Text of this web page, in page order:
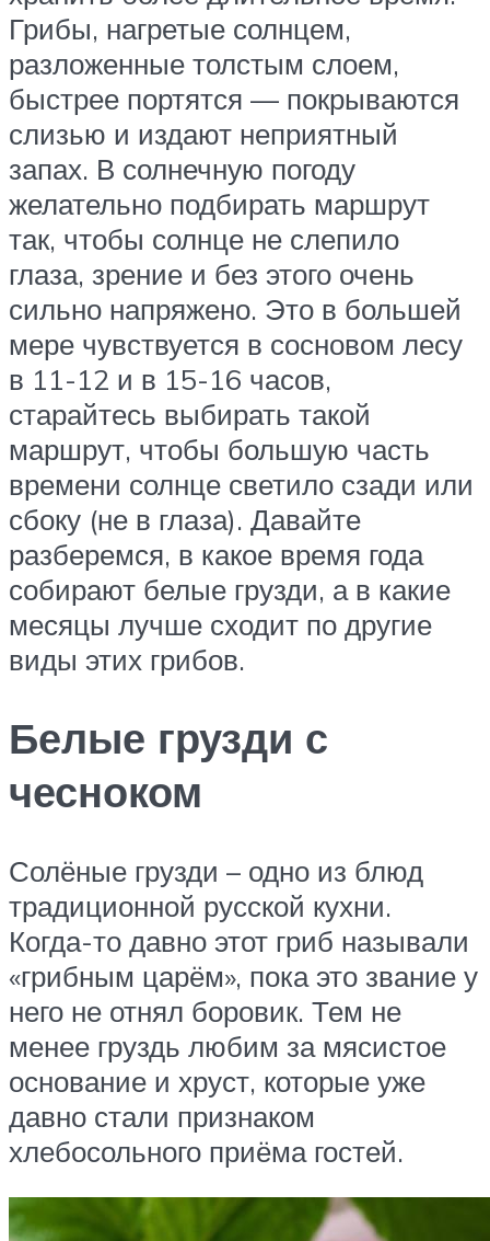
Грибы, нагретые солнцем,
разложенные толстым слоем,
быстрее портятся — покрываются
слизью и издают неприятный
запах. В солнечную погоду
желательно подбирать маршрут
так, чтобы солнце не слепило
глаза, зрение и без этого очень
сильно напряжено. Это в большей
мере чувствуется в сосновом лесу
в 11-12 и в 15-16 часов,
старайтесь выбирать такой
маршрут, чтобы большую часть
времени солнце светило сзади или
сбоку (не в глаза). Давайте
разберемся, в какое время года
собирают белые грузди, а в какие
месяцы лучше сходит по другие
виды этих грибов.
Белые грузди с
чесноком
Солёные грузди – одно из блюд
традиционной русской кухни.
Когда-то давно этот гриб называли
«грибным царём», пока это звание у
него не отнял боровик. Тем не
менее груздь любим за мясистое
основание и хруст, которые уже
давно стали признаком
хлебосольного приёма гостей.